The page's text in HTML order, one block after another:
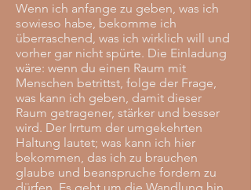
Wenn ich anfange zu geben, was ich
sowieso habe, bekomme ich
überraschend, was ich wirklich will und
vorher gar nicht spürte. Die Einladung
wäre: wenn du einen Raum mit
Menschen betrittst, folge der Frage,
was kann ich geben, damit dieser
Raum getragener, stärker und besser
wird. Der Irrtum der umgekehrten
Haltung lautet; was kann ich hier
bekommen, das ich zu brauchen
glaube und beanspruche fordern zu